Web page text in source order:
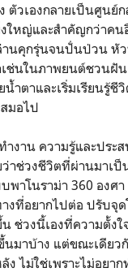
วเองกลายเป็นศูนย์ก
ใหญ่และสำคัญกว่าคน
านคุกรุ่นจนปั่นป่วน หั
ช่นในภาพยนต์ชวนฝั
น้ำตาและเริ่มเรียนรู้
มอไป
ำงาน ความรู้และปร
าช่วงชีวิตที่ผ่านมาเ
พาโนราม่า 360 องศ
งที่อยากไปต่อ ปรับจุ
ช่วงนี้เองที่ความตั้งใ
มาบ้าง แต่ขณะเดียว
ง ไม่ใช่เพราะไม่อยา